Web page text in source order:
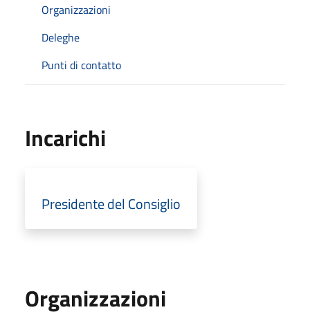
Organizzazioni
Deleghe
Punti di contatto
Incarichi
Presidente del Consiglio
Organizzazioni